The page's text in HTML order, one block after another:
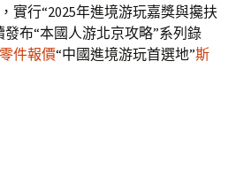
實行“2025年進境游玩嘉獎與攙扶
發布“本國人游北京攻略”系列錄
件報價“中國進境游玩首選地”斯